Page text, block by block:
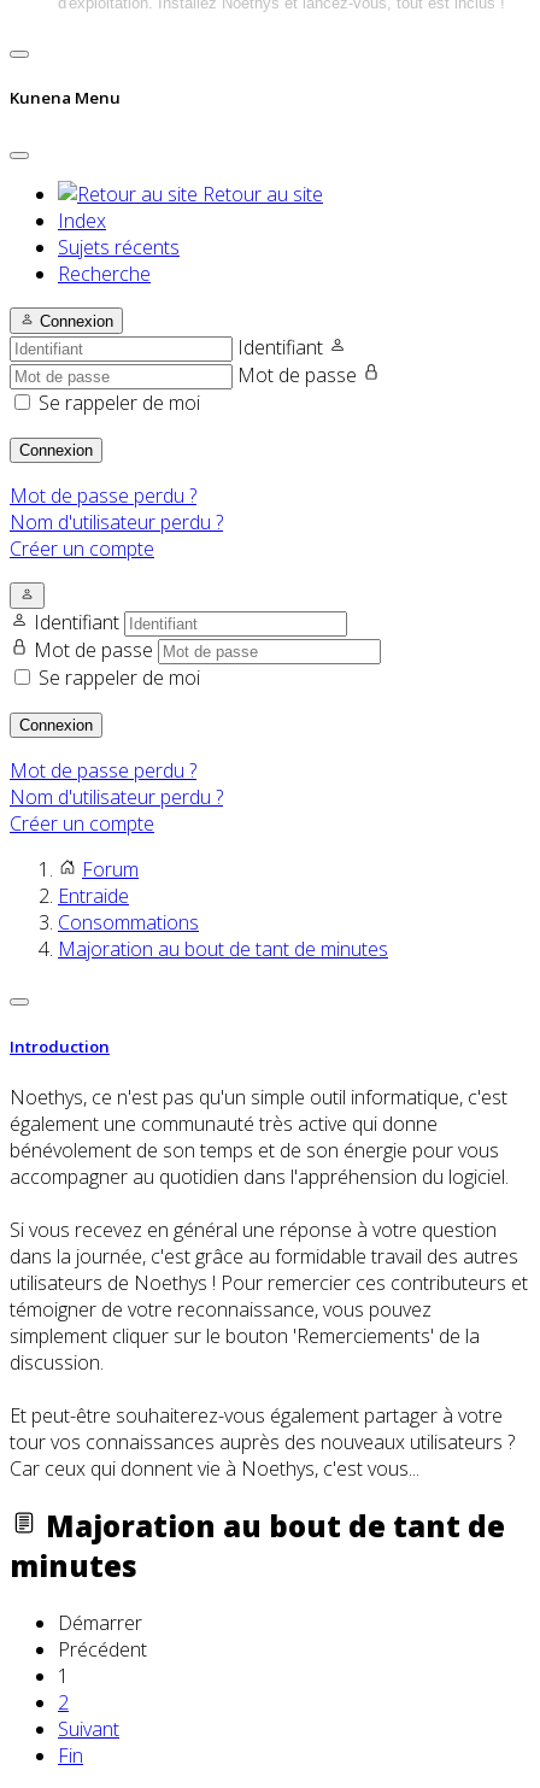
Kunena Menu
Retour au site
Index
Sujets récents
Recherche
Connexion
Identifiant
Mot de passe
Se rappeler de moi
Connexion
Mot de passe perdu ?
Nom d'utilisateur perdu ?
Créer un compte
Identifiant
Mot de passe
Se rappeler de moi
Connexion
Mot de passe perdu ?
Nom d'utilisateur perdu ?
Créer un compte
Forum
Entraide
Consommations
Majoration au bout de tant de minutes
Introduction
Noethys, ce n'est pas qu'un simple outil informatique, c'est
également une communauté très active qui donne
bénévolement de son temps et de son énergie pour vous
accompagner au quotidien dans l'appréhension du logiciel.
Si vous recevez en général une réponse à votre question
dans la journée, c'est grâce au formidable travail des autres
utilisateurs de Noethys ! Pour remercier ces contributeurs et
témoigner de votre reconnaissance, vous pouvez
simplement cliquer sur le bouton 'Remerciements' de la
discussion.
Et peut-être souhaiterez-vous également partager à votre
tour vos connaissances auprès des nouveaux utilisateurs ?
Car ceux qui donnent vie à Noethys, c'est vous...
Majoration au bout de tant de
minutes
Démarrer
Précédent
1
2
Suivant
Fin